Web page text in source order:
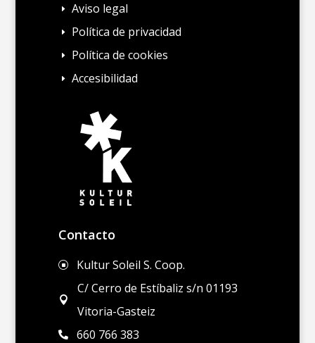
E Aviso legal
E Política de privacidad
E Política de cookies
E Accesibilidad
Contacto
] Kultur Soleil S. Coop.

C/ Cerro de Estíbaliz s/n 01193
Vitoria-Gasteiz
 660 766 383